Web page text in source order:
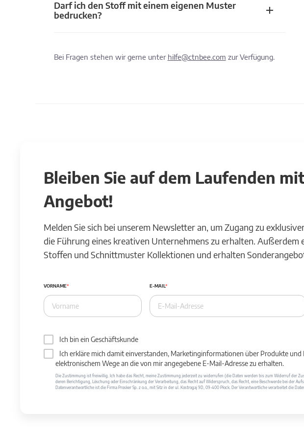
Darf ich den Stoff mit einem eigenen Muster
bedrucken?
Bei Fragen stehen wir gerne unter hilfe@ctnbee.com zur Verfügung.
Bleiben Sie auf dem Laufenden
Angebot!
Melden Sie sich bei unserem Newsletter an, um Zugang zu
die Führung eines kreativen Unternehmens zu erhalten. Außerdem
Stoffen und Schnittmuster Kollektionen und erhalten
VORNAME E-MAIL
Ich bin ein Geschäftskunde
Ich erkläre mich damit einverstanden, Marketinginformationen über Produkte und
elektronischem Wege an die von mir angegebene E-Mail-Adresse zu erhalten.
Die Zustimmung ist freiwillig. Ich habe das Recht, meine Zustimmung jederzeit zu widerrufen (die Daten werden bis zum Widerruf der
deren Berichtigung, Löschung oder Einschränkung der Verarbeitung, das Recht auf Widerspruch, das Recht, eine Beschwerde bei der
Datenverantwortliche ist die Firma Prosker Sp. z o.o., mit Sitz in der ul. Kostrogaj 9D, 09-400 Płock. Der Verantwortliche verarbeitet die